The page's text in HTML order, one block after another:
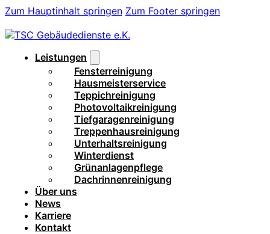
Zum Hauptinhalt springen Zum Footer springen
Leistungen
Fensterreinigung
Hausmeisterservice
Teppichreinigung
Photovoltaikreinigung
Tiefgaragenreinigung
Treppenhausreinigung
Unterhaltsreinigung
Winterdienst
Grünanlagenpflege
Dachrinnenreinigung
Über uns
News
Karriere
Kontakt